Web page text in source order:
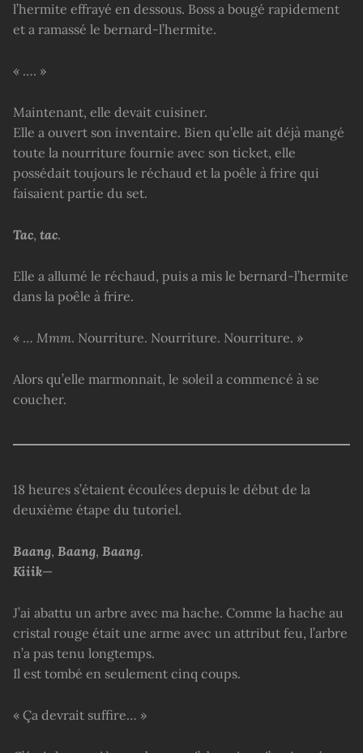
l’hermite effrayé en dessous. Boss a bougé rapidement
et a ramassé le bernard-l’hermite.
« …. »
Maintenant, elle devait cuisiner.
Elle a ouvert son inventaire. Bien qu’elle ait déjà mangé
toute la nourriture fournie avec son ticket, elle
possédait toujours le réchaud et la poêle à frire qui
faisaient partie du set.
Tac, tac.
Elle a allumé le réchaud, puis a mis le bernard-l’hermite
dans la poêle à frire.
« … Mmm. Nourriture. Nourriture. Nourriture. »
Alors qu’elle marmonnait, le soleil a commencé à se
coucher.
18 heures s’étaient écoulées depuis le début de la
deuxième étape du tutoriel.
Baang, Baang, Baang.
Kiiik—
J’ai abattu un arbre avec ma hache. Comme la hache au
cristal rouge était une arme avec un attribut feu, l’arbre
n’a pas tenu longtemps.
Il est tombé en seulement cinq coups.
« Ça devrait suffire… »